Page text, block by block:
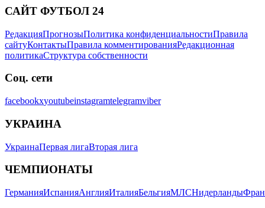
САЙТ ФУТБОЛ 24
РедакцияПрогнозыПолитика конфиденциальностиПравила
сайтуКонтактыПравила комментированияРедакционная
политикаСтруктура собственности
Соц. сети
facebookxyoutubeinstagramtelegramviber
УКРАИНА
УкраинаПервая лигаВторая лига
ЧЕМПИОНАТЫ
ГерманияИспанияАнглияИталияБельгияМЛСНидерланды